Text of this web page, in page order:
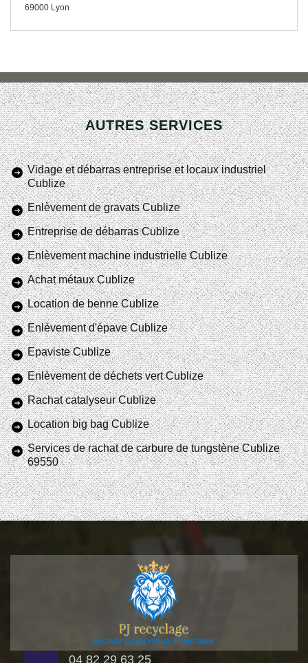
69000 Lyon
AUTRES SERVICES
Vidage et débarras entreprise et locaux industriel
Cublize
Enlèvement de gravats Cublize
Entreprise de débarras Cublize
Enlèvement machine industrielle Cublize
Achat métaux Cublize
Location de benne Cublize
Enlèvement d'épave Cublize
Epaviste Cublize
Enlèvement de déchets vert Cublize
Rachat catalyseur Cublize
Location big bag Cublize
Services de rachat de carbure de tungstène Cublize
69550
04 82 29 63 25